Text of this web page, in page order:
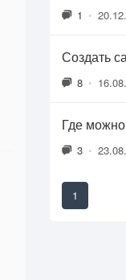
1 •
Создать
8 •
Где
3 •
1